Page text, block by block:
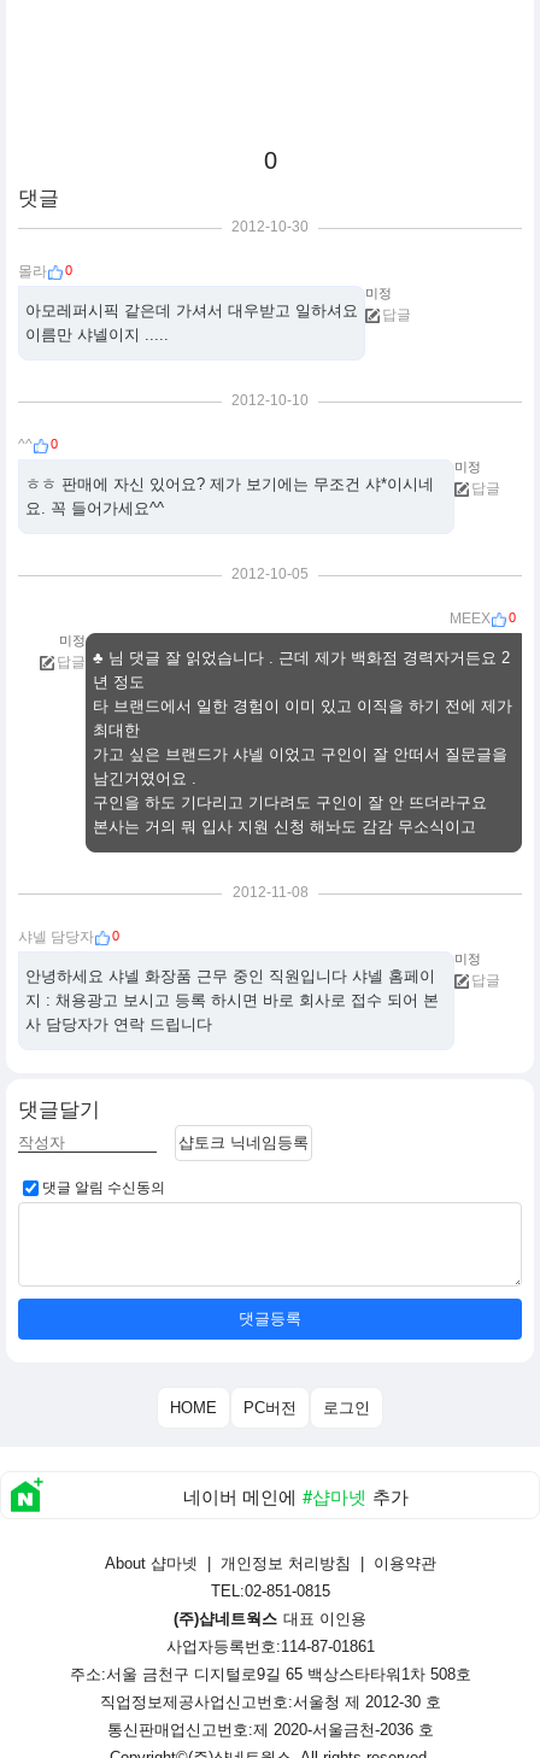
0
댓글
2012-10-30
몰라 0
아모레퍼시픽 같은데 가셔서 대우받고 일하셔요
이름만 샤넬이지 .....
미정
답글
2012-10-10
^^ 0
ㅎㅎ 판매에 자신 있어요? 제가 보기에는 무조건 샤*이시네
요. 꼭 들어가세요^^
미정
답글
2012-10-05
MEEX 0
♣ 님 댓글 잘 읽었습니다 . 근데 제가 백화점 경력자거든요 2
년 정도
타 브랜드에서 일한 경험이 이미 있고 이직을 하기 전에 제가
최대한
가고 싶은 브랜드가 샤넬 이었고 구인이 잘 안떠서 질문글을
남긴거였어요 .
구인을 하도 기다리고 기다려도 구인이 잘 안 뜨더라구요
본사는 거의 뭐 입사 지원 신청 해놔도 감감 무소식이고
미정
답글
2012-11-08
샤넬 담당자 0
안녕하세요 샤넬 화장품 근무 중인 직원입니다 샤넬 홈페이
지 : 채용광고 보시고 등록 하시면 바로 회사로 접수 되어 본
사 담당자가 연락 드립니다
미정
답글
댓글달기
샵토크 닉네임등록
댓글 알림 수신동의
댓글등록
HOME PC버전 로그인
네이버 메인에 #샵마넷 추가
About 샵마넷 개인정보 처리방침
이용약관
TEL:02-851-0815
(주)샵네트웍스 대표 이인용
사업자등록번호:114-87-01861
주소:서울 금천구 디지털로9길 65 백상스타타워1차 508호
직업정보제공사업신고번호:서울청 제 2012-30 호
통신판매업신고번호:제 2020-서울금천-2036 호